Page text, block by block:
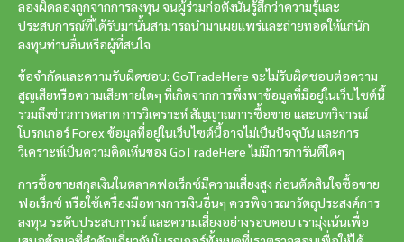
ลองผิดลองถูกจากการลงทุน จนผู้ร่วมก่อตั้งนั้นรู้สึกว่าความรู้และ
ประสบการณ์ที่ได้รับมานั้นสามารถนำมาเผยแพร่และถ่ายทอดให้แก่นัก
ลงทุนท่านอื่นหรือผู้ที่สนใจ
ข้อจำกัดและความรับผิดชอบ: GoTradeHere จะไม่รับผิดชอบต่อความ
สูญเสียหรือความเสียหายใดๆ ที่เกิดจากการพึ่งพาข้อมูลที่มีอยู่ในเว็บไซต์นี้
รวมถึงข่าวการตลาด การวิเคราะห์ สัญญาณการซื้อขาย และบทวิจารณ์
โบรกเกอร์ Forex ข้อมูลที่อยู่ในเว็บไซต์นี้อาจไม่เป็นปัจจุบัน และการ
วิเคราะห์เป็นความคิดเห็นของ GoTradeHere ไม่มีการการันตีใดๆ
การซื้อขายสกุลเงินในตลาดฟอเร็กซ์มีความเสี่ยงสูง ก่อนตัดสินใจซื้อขาย
ฟอเร็กซ์ หรือใช้เครื่องมือทางการเงินอื่นๆ ควรพิจารณาวัตถุประสงค์การ
ลงทุน ระดับประสบการณ์ และความเสี่ยงอย่างรอบคอบ เรามุ่งเน้นเพื่อ